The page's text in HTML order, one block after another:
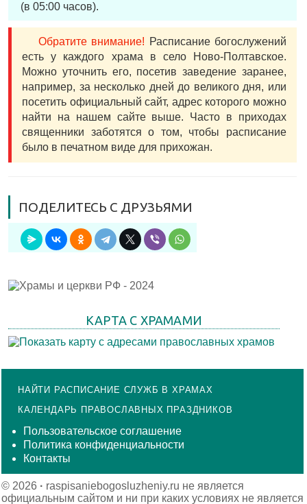
(в 05:00 часов).
Обратите внимание! Расписание богослужений
есть у каждого храма в село Ново-Полтавское.
Можно уточнить его, посетив заведение заранее,
например, за несколько дней до великого дня, или
посетить официальный сайт, адрес которого можно
найти на нашем сайте выше. Часто в приходах
священники заботятся о том, чтобы расписание
было в печатном виде для прихожан.
ПОДЕЛИТЕСЬ С ДРУЗЬЯМИ
КАРТА С ХРАМАМИ
НАЙТИ РАСПИСАНИЕ СЛУЖБ В ХРАМАХ
КАЛЕНДАРЬ ПРАВОСЛАВНЫХ ПРАЗДНИКОВ
Пользовательское соглашение
Политика конфиденциальности
Контакты
© 2026 · raspisaniebogosluzheniy.ru не является
официальным сайтом и ни при каких условиях не является